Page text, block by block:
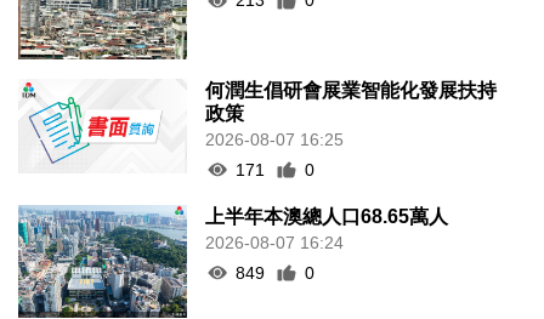
何潤生倡研會展業智能化發展扶持
政策
2026-08-07 16:25
171
0
上半年本澳總人口68.65萬人
2026-08-07 16:24
849
0